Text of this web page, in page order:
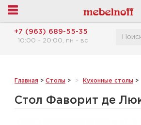
+7 (963) 689-55-35
10:00 - 20:00, пн - вс
Главная > Столы > Кухонные столы >
Стол Фаворит де